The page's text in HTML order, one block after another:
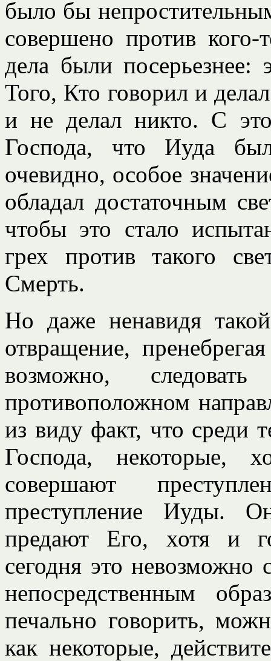
было бы
совершено против
дела были посерьезнее:
Того, Кто говорил и
и не делал никто. С
Господа, что Иуда
очевидно, особое
обладал достаточным
чтобы это стало
грех против такого
Смерть.
Но даже ненавидя
отвращение,
возможно,
противоположном
из виду факт, что среди
Господа, некоторые,
совершают
преступление Иуды.
предают Его, хотя и
сегодня это невозможно
непосредственным
печально говорить,
как некоторые,